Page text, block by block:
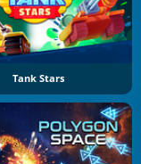
Tank Stars